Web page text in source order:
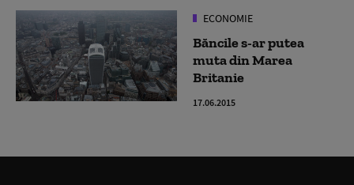
ECONOMIE
Băncile s-ar putea
muta din Marea
Britanie
17.06.2015